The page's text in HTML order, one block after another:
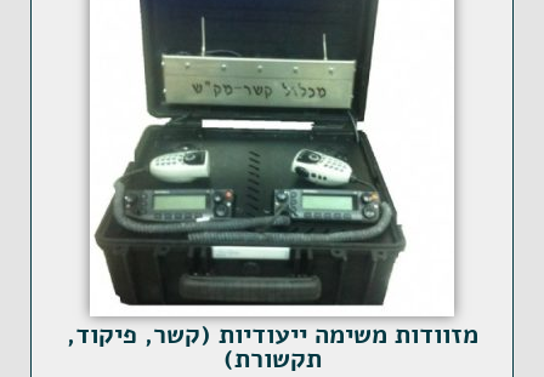
מזוודות משימה ייעודיות (קשר, פיקוד,
תקשורת)